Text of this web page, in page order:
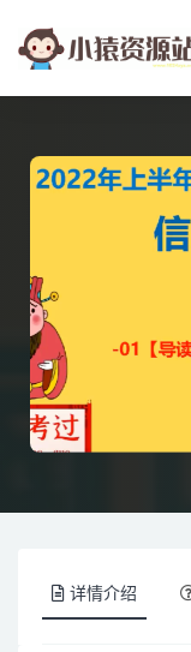
详情介绍